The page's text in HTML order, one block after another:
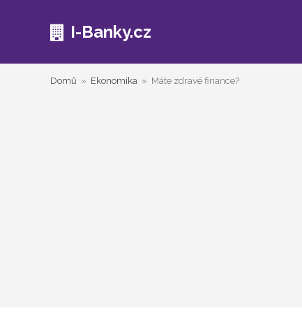
I-Banky.cz
Domů » Ekonomika » Máte zdravé finance?